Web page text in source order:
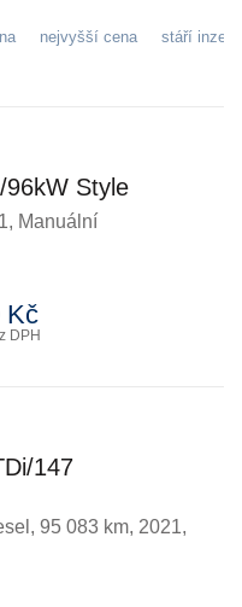
nejvyšší cena stáří
96kW Style
Manuální
Kč
DPH
147
, 95 083 km, 2021,